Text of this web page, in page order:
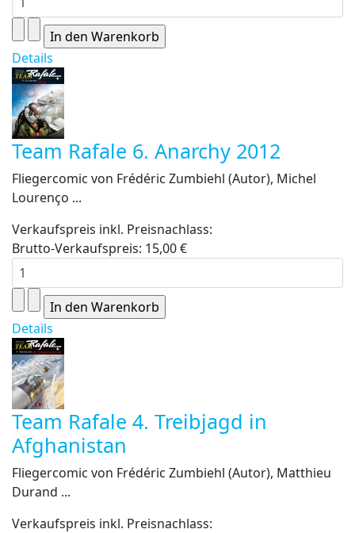
Details
Team Rafale 6. Anarchy 2012
Fliegercomic von Frédéric Zumbiehl (Autor), Michel
Lourenço ...
Verkaufspreis inkl. Preisnachlass:
Brutto-Verkaufspreis: 15,00 €
Details
Team Rafale 4. Treibjagd in
Afghanistan
Fliegercomic von Frédéric Zumbiehl (Autor), Matthieu
Durand ...
Verkaufspreis inkl. Preisnachlass: